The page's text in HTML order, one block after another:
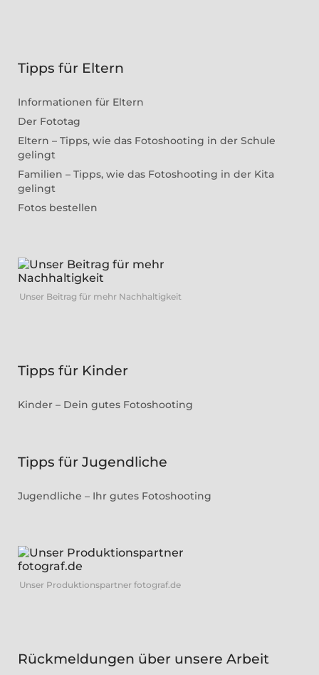
Tipps für Eltern
Informationen für Eltern
Der Fototag
Eltern – Tipps, wie das Fotoshooting in der Schule
gelingt
Familien – Tipps, wie das Fotoshooting in der Kita
gelingt
Fotos bestellen
Unser Beitrag für mehr Nachhaltigkeit
Tipps für Kinder
Kinder – Dein gutes Fotoshooting
Tipps für Jugendliche
Jugendliche – Ihr gutes Fotoshooting
Unser Produktionspartner fotograf.de
Rückmeldungen über unsere Arbeit